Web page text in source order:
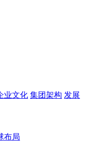
业文化 集团架构 发展
布局